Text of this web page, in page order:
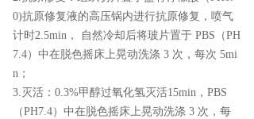
0)抗原修复液的高压锅内进行抗原修复，喷气
计时2.5min， 自然冷却后将玻片置于 PBS（PH
7.4）中在脱色摇床上晃动洗涤 3 次，每次 5mi
n；
3.灭活：0.3%甲醇过氧化氢灭活15min，PBS
（PH7.4）中在脱色摇床上晃动洗涤 3 次，每